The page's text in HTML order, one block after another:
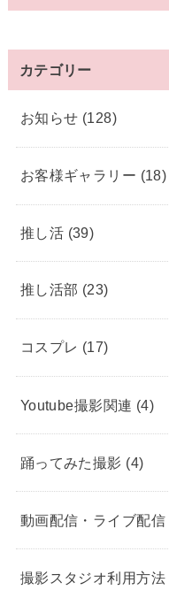
カテゴリー
お知らせ (128)
お客様ギャラリー (18)
推し活 (39)
推し活部 (23)
コスプレ (17)
Youtube撮影関連 (4)
踊ってみた撮影 (4)
動画配信・ライブ配信
撮影スタジオ利用方法